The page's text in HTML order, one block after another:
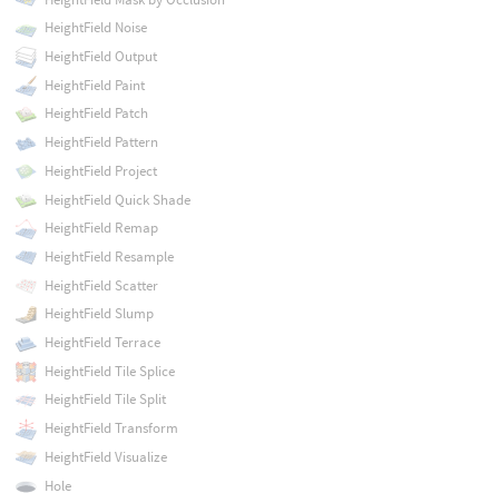
HeightField Noise
HeightField Output
HeightField Paint
HeightField Patch
HeightField Pattern
HeightField Project
HeightField Quick Shade
HeightField Remap
HeightField Resample
HeightField Scatter
HeightField Slump
HeightField Terrace
HeightField Tile Splice
HeightField Tile Split
HeightField Transform
HeightField Visualize
Hole